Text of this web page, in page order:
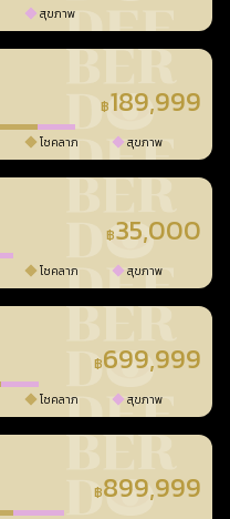
สุขภาพ
฿189,999
โชคลาภ สุขภาพ
฿35,000
โชคลาภ สุขภาพ
฿699,999
โชคลาภ สุขภาพ
฿899,999